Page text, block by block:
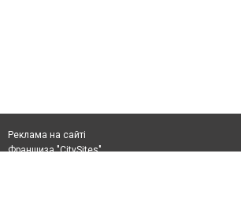
Реклама на сайті
Франшиза "CitySites"